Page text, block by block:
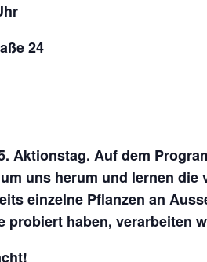
24
Aktionstag. Auf dem
uns herum und lernen
einzelne Pflanzen an
haben, verarbeiten